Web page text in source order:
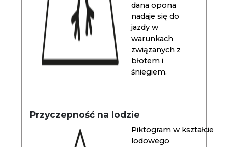
dana opona
nadaje się do
jazdy w
warunkach
związanych z
błotem i
śniegiem.
Przyczepność na lodzie
Piktogram w kształcie
lodowego